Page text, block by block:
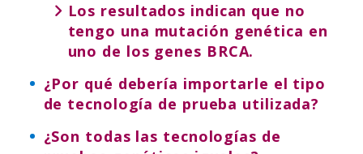
Los resultados indican que no
tengo una mutación genética en
uno de los genes BRCA.
¿Por qué debería importarle el tipo
de tecnología de prueba utilizada?
¿Son todas las tecnologías de